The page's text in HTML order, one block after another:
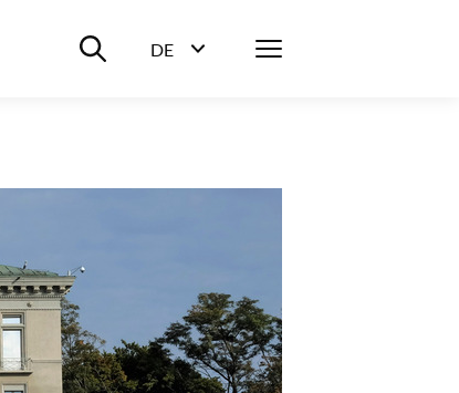
Suche ein-/ausblenden
DE
Menü